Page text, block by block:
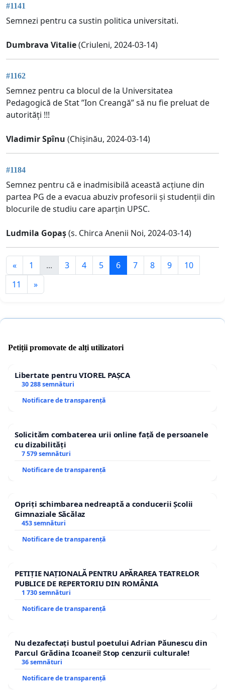
#1141
Semnezi pentru ca sustin politica universitati.
Dumbrava Vitalie(Criuleni, 2024-03-14)
#1162
Semnez pentru ca blocul de la Universitatea
Pedagogică de Stat ”Ion Creangă” să nu fie preluat de
autorități !!!
Vladimir Spînu (Chișinău, 2024-03-14)
#1184
Semnez pentru că e inadmisibilă această acțiune din
partea PG de a evacua abuziv profesorii și studenții din
blocurile de studiu care aparțin UPSC.
Ludmila Gopaș(s. Chirca Anenii Noi, 2024-03-14)
« 1 ... 3 4 5 6 7 8 9
10
11
»
Petiții promovate de alți utilizatori
Libertate pentru VIOREL PAȘCA
30 288 semnături
Notificare de transparență
Solicităm combaterea urii online față de persoanele
cu dizabilități
7 579 semnături
Notificare de transparență
Opriți schimbarea nedreaptă a conducerii Școlii
Gimnaziale Săcălaz
453 semnături
Notificare de transparență
PETIȚIE NAȚIONALĂ PENTRU APĂRAREA TEATRELOR
PUBLICE DE REPERTORIU DIN ROMÂNIA
1 730 semnături
Notificare de transparență
Nu dezafectați bustul poetului Adrian Păunescu din
Parcul Grădina Icoanei! Stop cenzurii culturale!
36 semnături
Notificare de transparență